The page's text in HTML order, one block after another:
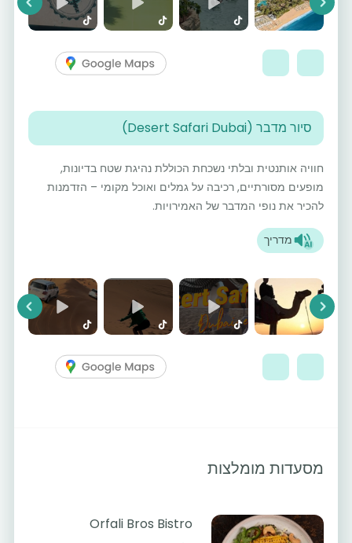
Next
סיור מדבר (Desert Safari Dubai)
חוויה אותנטית ובלתי נשכחת הכוללת נהיגת שטח בדיונות,
מופעים מסורתיים, רכיבה על גמלים ואוכל מקומי – הזדמנות
להכיר את נופי המדבר של האמירויות.
מדריך
Next
מסעדות מומלצות
Orfali Bros Bistro